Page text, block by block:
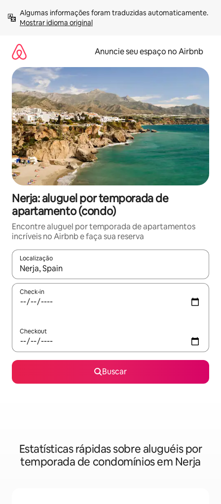
para
Mostrar idioma original
Anuncie seu espaço no Airbnb
Nerja: aluguel por temporada de
apartamento (condo)
Encontre aluguel por temporada de apartamentos
incríveis no Airbnb e faça sua reserva
Localização
Quando os resultados estiverem disponíveis, explore-os
Check-in
Checkout
Buscar
Estatísticas rápidas sobre aluguéis por
temporada de condomínios em Nerja